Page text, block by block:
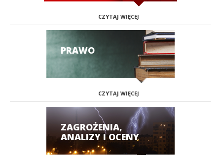
CZYTAJ WIĘCEJ
PRAWO
CZYTAJ WIĘCEJ
ZAGROŻENIA,
ANALIZY I OCENY